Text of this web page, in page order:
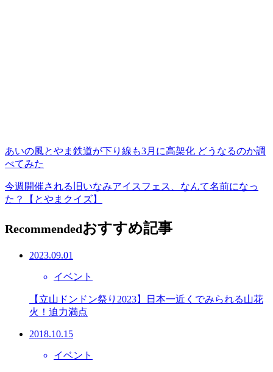
あいの風とやま鉄道が下り線も3月に高架化 どうなるのか調
べてみた
今週開催される旧いなみアイスフェス、なんて名前になっ
た？【とやまクイズ】
Recommendedおすすめ記事
2023.09.01
イベント
【立山ドンドン祭り2023】日本一近くでみられる山花
火！迫力満点
2018.10.15
イベント